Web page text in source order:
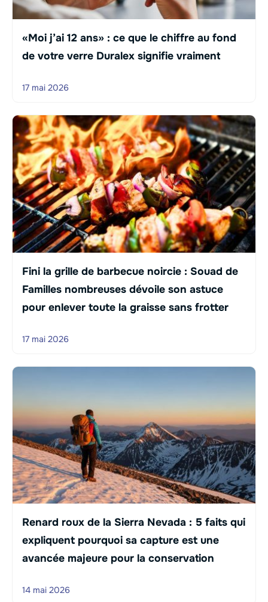
«Moi j’ai 12 ans» : ce que le chiffre au fond
de votre verre Duralex signifie vraiment
17 mai 2026
Fini la grille de barbecue noircie : Souad de
Familles nombreuses dévoile son astuce
pour enlever toute la graisse sans frotter
17 mai 2026
Renard roux de la Sierra Nevada : 5 faits qui
expliquent pourquoi sa capture est une
avancée majeure pour la conservation
14 mai 2026